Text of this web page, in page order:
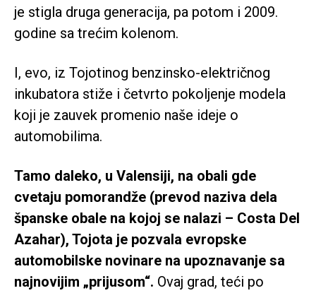
je stigla druga generacija, pa potom i 2009.
godine sa trećim kolenom.
I, evo, iz Tojotinog benzinsko-električnog
inkubatora stiže i četvrto pokoljenje modela
koji je zauvek promenio naše ideje o
automobilima.
Tamo daleko, u Valensiji, na obali gde
cvetaju pomorandže (prevod naziva dela
španske obale na kojoj se nalazi – Costa Del
Azahar), Tojota je pozvala evropske
automobilske novinare na upoznavanje sa
najnovijim „prijusom“. Ovaj grad, teći po